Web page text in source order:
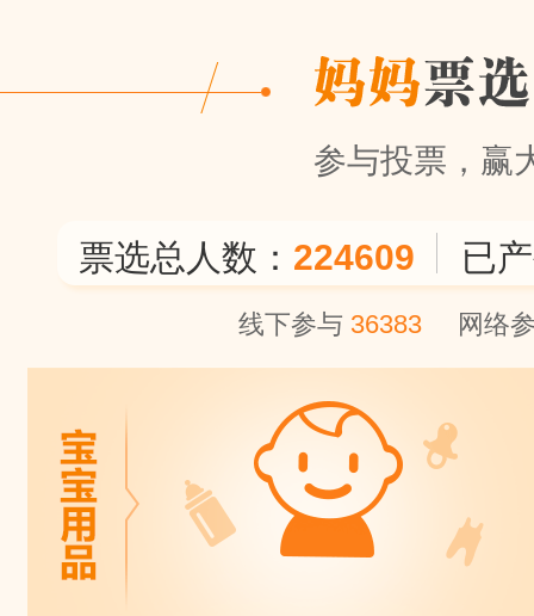
参与投票，赢
票选总人数： 224609 已
线下参与 36383 网络